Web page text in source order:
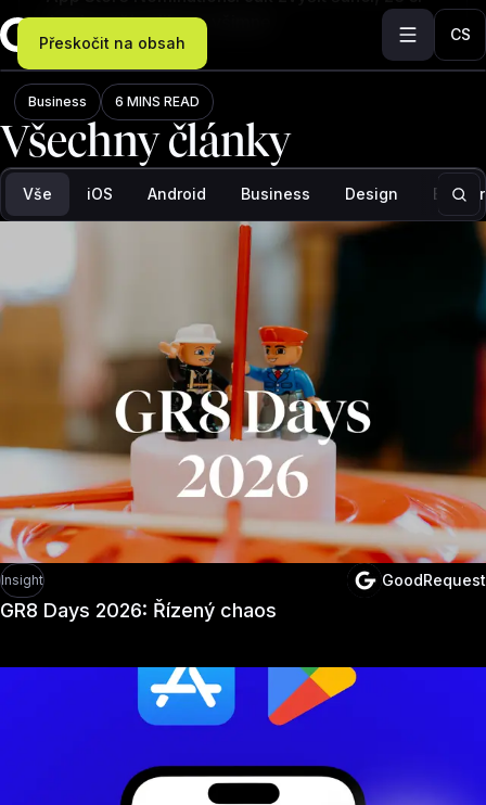
Přeskočit na obsah CS
Blog
Business 6 MINS READ
Apple vaší aplikace všimne
Všechny články
Vše iOS Android Business Design
Filtr: Vše, počet výsledků: 97
Insight GoodRequest
GR8 Days 2026: Řízený chaos